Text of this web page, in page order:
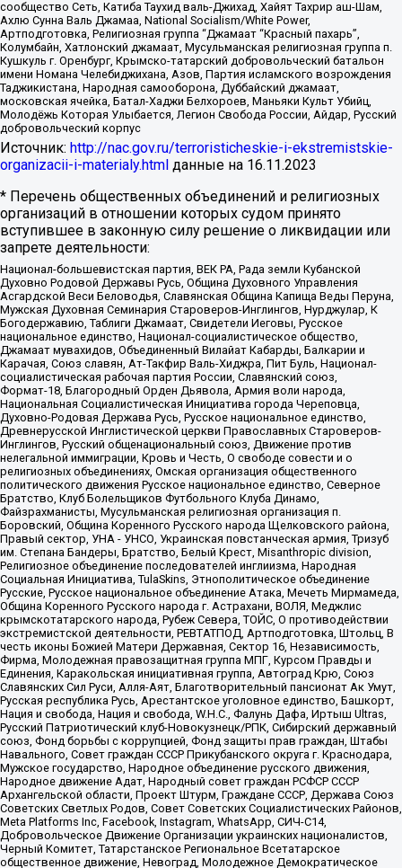
сообщество Сеть, Катиба Таухид валь-Джихад, Хайят Тахрир аш-Шам,
Ахлю Сунна Валь Джамаа, National Socialism/White Power,
Артподготовка, Религиозная группа “Джамаат “Красный пахарь”,
Колумбайн, Хатлонский джамаат, Мусульманская религиозная группа п.
Кушкуль г. Оренбург, Крымско-татарский добровольческий батальон
имени Номана Челебиджихана, Азов, Партия исламского возрождения
Таджикистана, Народная самооборона, Дуббайский джамаат,
московская ячейка, Батал-Хаджи Белхороев, Маньяки Культ Убийц,
Молодёжь Которая Улыбается, Легион Свобода России, Айдар, Русский
добровольческий корпус
Источник: http://nac.gov.ru/terroristicheskie-i-ekstremistskie-
organizacii-i-materialy.html данные на 16.11.2023
* Перечень общественных объединений и религиозных
организаций в отношении которых судом принято
вступившее в законную силу решение о ликвидации или
запрете деятельности:
Национал-большевистская партия, ВЕК РА, Рада земли Кубанской
Духовно Родовой Державы Русь, Община Духовного Управления
Асгардской Веси Беловодья, Славянская Община Капища Веды Перуна,
Мужская Духовная Семинария Староверов-Инглингов, Нурджулар, К
Богодержавию, Таблиги Джамаат, Свидетели Иеговы, Русское
национальное единство, Национал-социалистическое общество,
Джамаат мувахидов, Объединенный Вилайат Кабарды, Балкарии и
Карачая, Союз славян, Ат-Такфир Валь-Хиджра, Пит Буль, Национал-
социалистическая рабочая партия России, Славянский союз,
Формат-18, Благородный Орден Дьявола, Армия воли народа,
Национальная Социалистическая Инициатива города Череповца,
Духовно-Родовая Держава Русь, Русское национальное единство,
Древнерусской Инглистической церкви Православных Староверов-
Инглингов, Русский общенациональный союз, Движение против
нелегальной иммиграции, Кровь и Честь, О свободе совести и о
религиозных объединениях, Омская организация общественного
политического движения Русское национальное единство, Северное
Братство, Клуб Болельщиков Футбольного Клуба Динамо,
Файзрахманисты, Мусульманская религиозная организация п.
Боровский, Община Коренного Русского народа Щелковского района,
Правый сектор, УНА - УНСО, Украинская повстанческая армия, Тризуб
им. Степана Бандеры, Братство, Белый Крест, Misanthropic division,
Религиозное объединение последователей инглиизма, Народная
Социальная Инициатива, TulaSkins, Этнополитическое объединение
Русские, Русское национальное объединение Атака, Мечеть Мирмамеда,
Община Коренного Русского народа г. Астрахани, ВОЛЯ, Меджлис
крымскотатарского народа, Рубеж Севера, ТОЙС, О противодействии
экстремистской деятельности, РЕВТАТПОД, Артподготовка, Штольц, В
честь иконы Божией Матери Державная, Сектор 16, Независимость,
Фирма, Молодежная правозащитная группа МПГ, Курсом Правды и
Единения, Каракольская инициативная группа, Автоград Крю, Союз
Славянских Сил Руси, Алля-Аят, Благотворительный пансионат Ак Умут,
Русская республика Русь, Арестантское уголовное единство, Башкорт,
Нация и свобода, Нация и свобода, W.H.С., Фалунь Дафа, Иртыш Ultras,
Русский Патриотический клуб-Новокузнецк/РПК, Сибирский державный
союз, Фонд борьбы с коррупцией, Фонд защиты прав граждан, Штабы
Навального, Совет граждан СССР Прикубанского округа г. Краснодара,
Мужское государство, Народное объединение русского движения,
Народное движение Адат, Народный совет граждан РСФСР СССР
Архангельской области, Проект Штурм, Граждане СССР, Держава Союз
Советских Светлых Родов, Совет Советских Социалистических Районов,
Meta Platforms Inc, Facebook, Instagram, WhatsApp, СИЧ-С14,
Добровольческое Движение Организации украинских националистов,
Черный Комитет, Татарстанское Региональное Всетатарское
общественное движение, Невоград, Молодежное Демократическое